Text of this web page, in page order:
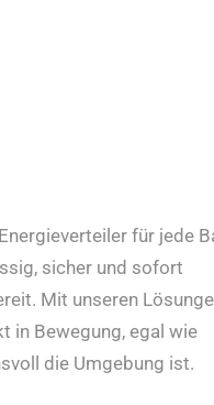
für jede
sicher und sofort
Mit unseren
in Bewegung, egal wie
die Umgebung ist.